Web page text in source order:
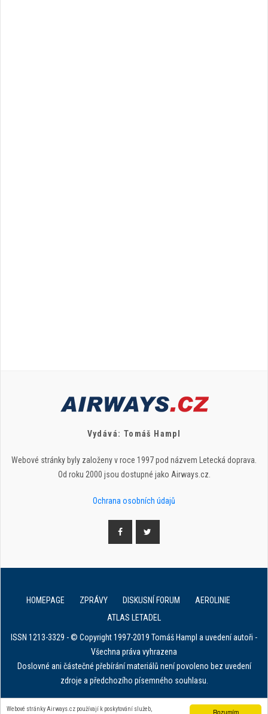
Rozumím
Webové stránky Airways.cz používají k poskytování služeb,
Vydává: Tomáš Hampl
Webové stránky byly založeny v roce 1997 pod názvem Letecká doprava.
Od roku 2000 jsou dostupné jako Airways.cz.
Ochrana osobních údajů
HOMEPAGE ZPRÁVY DISKUSNÍ FORUM
AEROLINIE
ATLAS LETADEL
ISSN 1213-3329 - © Copyright 1997-2019 Tomáš Hampl a uvedení autoři -
Všechna práva vyhrazena
Doslovné ani částečné přebírání materiálů není povoleno bez uvedení
zdroje a předchozího písemného souhlasu.
E. in ART for african IVF clinics